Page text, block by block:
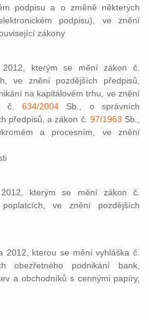
podpisu a o změně některých
podpisu), ve znění
zákony
kterým se mění zákon č.
ve znění pozdějších předpisů,
na kapitálovém trhu, ve znění
č. 634/2004Sb., o správních
předpisů, a zákon č. 97/1963 Sb.,
a procesním, ve znění
kterým se mění zákon č.
ve znění pozdějších
kterou se mění vyhláška č.
obezřetného podnikání bank,
a obchodníků s cennými papíry,